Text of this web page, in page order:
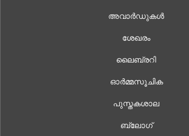
അവാർഡുകൾ
ശേഖരം
ലൈബ്രറി
ഓർമ്മസൂചിക
പുസ്തകശാല
ബ്ലോഗ്